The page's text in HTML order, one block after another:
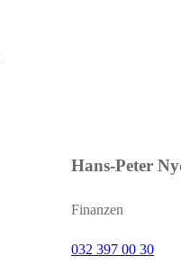
Hans-Peter
Finanzen
032 397 00 30